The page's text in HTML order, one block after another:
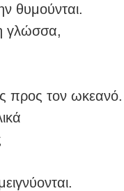
θυμούνται.
γλώσσα,
προς τον ωκεανό.